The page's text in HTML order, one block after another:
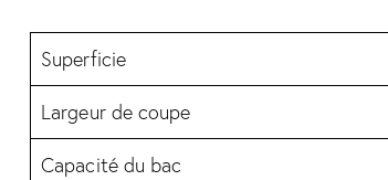
Superficie
Largeur de coupe
Capacité du bac